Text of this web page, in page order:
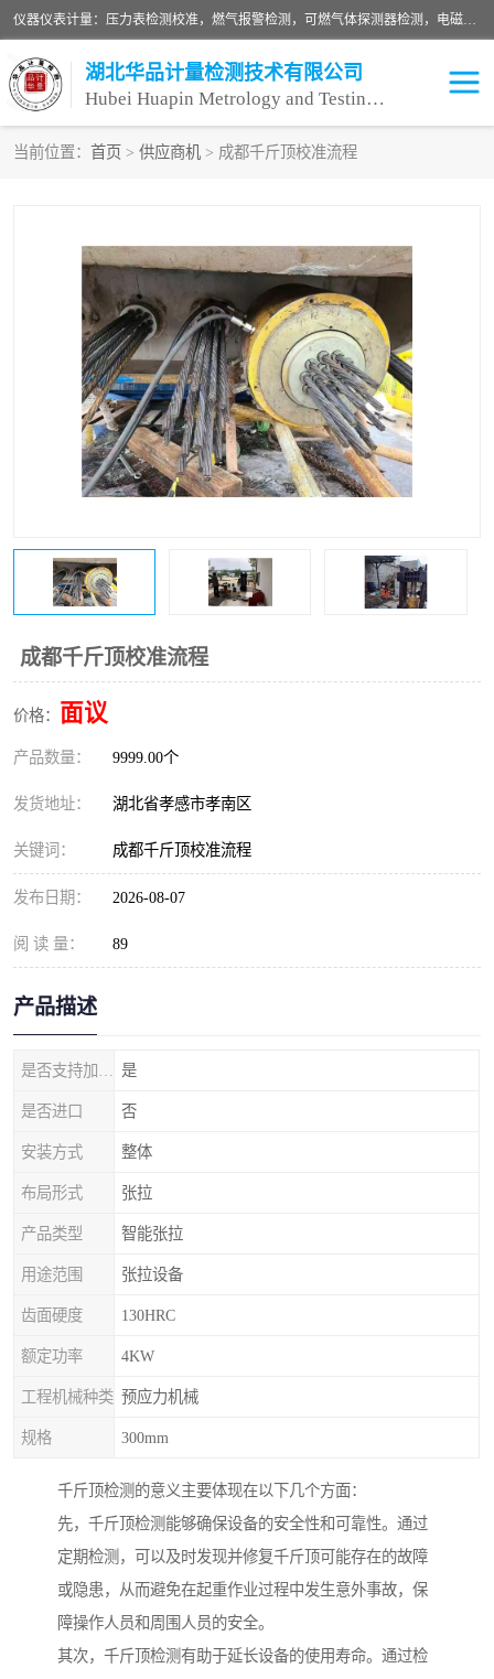
仪器仪表计量：压力表检测校准，燃气报警检测，可燃气体探测器检测，电磁流量计检测校准，明渠流量计检测，千斤顶检测标定，仪器校准，量具校准，仪表检测，仪器检测，计量设备校准；洁净室检测：洁净度检测，洁净厂房检测，无尘洁净室检测，悬浮粒子检测，*过滤器检测；安全阀校验：安全阀校验，安全阀检验，安全阀检测，安全阀年检，安全阀校正，安全阀校准；
湖北华品计量检测技术有限公司
Hubei Huapin Metrology and Testing Technology Co. , Ltd.
当前位置： 首页 > 供应商机 > 成都千斤顶校准流程
成都千斤顶校准流程
价格： 面议
产品数量： 9999.00个
发货地址： 湖北省孝感市孝南区
关键词： 成都千斤顶校准流程
发布日期： 2026-08-07
阅 读 量： 89
产品描述
是
是否进口 否
安装方式 整体
布局形式 张拉
产品类型 智能张拉
用途范围 张拉设备
齿面硬度 130HRC
额定功率 4KW
工程机械种类 预应力机械
规格 300mm
千斤顶检测的意义主要体现在以下几个方面：
先，千斤顶检测能够确保设备的安全性和可靠性。通过
定期检测，可以及时发现并修复千斤顶可能存在的故障
或隐患，从而避免在起重作业过程中发生意外事故，保
障操作人员和周围人员的安全。
其次，千斤顶检测有助于延长设备的使用寿命。通过检
安全阀校验 计量设备校准
设备检测 可燃气体探测器
压力表校准